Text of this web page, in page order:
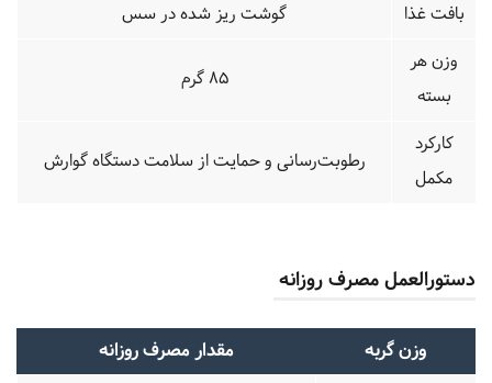
بافت غذا
گوشت ریز شده در سس
وزن هر
بسته
85 گرم
کارکرد
مکمل
رطوبت‌رسانی و حمایت از سلامت دستگاه گوارش
دستورالعمل مصرف روزانه
وزن گربه مقدار مصرف روزانه